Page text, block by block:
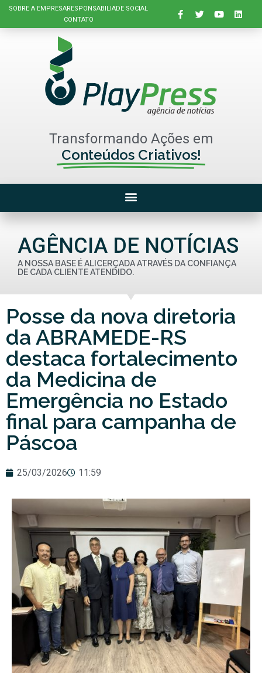
SOBRE A EMPRESARESPONSABILIADE SOCIAL
CONTATO
Transformando Ações em
Conteúdos Criativos!
AGÊNCIA DE NOTÍCIAS
A NOSSA BASE É ALICERÇADA ATRAVÉS DA CONFIANÇA
DE CADA CLIENTE ATENDIDO.
Posse da nova diretoria
da ABRAMEDE-RS
destaca fortalecimento
da Medicina de
Emergência no Estado
final para campanha de
Páscoa
25/03/2026 11:59